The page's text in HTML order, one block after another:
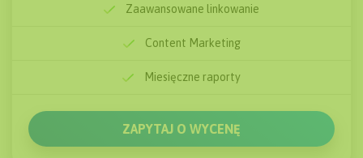
Zaawansowane linkowanie
Content Marketing
Miesięczne raporty
ZAPYTAJ O WYCENĘ